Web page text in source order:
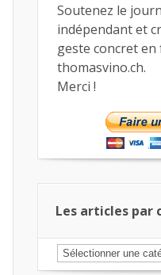
Soutenez le
indépendant et
geste concret en
thomasvino.ch.
Merci !
Les articles par
Les
articles